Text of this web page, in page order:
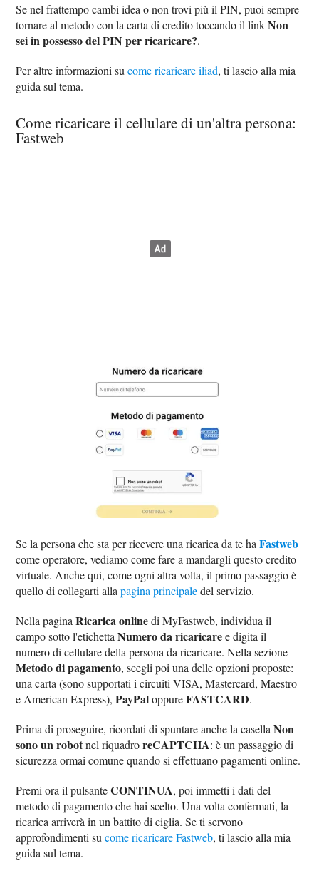
Se nel frattempo cambi idea o non trovi più il PIN, puoi sempre
tornare al metodo con la carta di credito toccando il linkNon
sei in possesso del PIN per ricaricare?.
Per altre informazioni sucome ricaricare iliad, ti lascio alla mia
guida sul tema.
Come ricaricare il cellulare di un'altra persona:
Fastweb
Se la persona che sta per ricevere una ricarica da te haFastweb
come operatore, vediamo come fare a mandargli questo credito
virtuale. Anche qui, come ogni altra volta, il primo passaggio è
quello di collegarti allapagina principaledel servizio.
Nella paginaRicarica onlinedi MyFastweb, individua il
campo sotto l'etichettaNumero da ricaricaree digita il
numero di cellulare della persona da ricaricare. Nella sezione
Metodo di pagamento, scegli poi una delle opzioni proposte:
una carta (sono supportati i circuiti VISA, Mastercard, Maestro
e American Express),PayPaloppureFASTCARD.
Prima di proseguire, ricordati di spuntare anche la casellaNon
sono un robotnel riquadroreCAPTCHA: è un passaggio di
sicurezza ormai comune quando si effettuano pagamenti online.
Premi ora il pulsanteCONTINUA, poi immetti i dati del
metodo di pagamento che hai scelto. Una volta confermati, la
ricarica arriverà in un battito di ciglia. Se ti servono
approfondimenti sucome ricaricare Fastweb, ti lascio alla mia
guida sul tema.